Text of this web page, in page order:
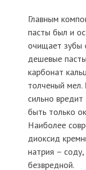
Главным
пасты был и
очищает зубы
дешевые
карбонат
толченый мел.
сильно
быть только
Наиболее
диоксид
натрия –
безвредной.